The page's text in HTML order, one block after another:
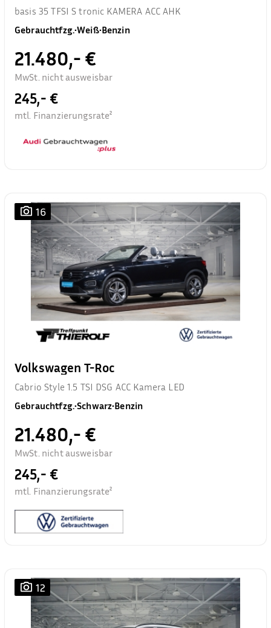
basis 35 TFSI S tronic KAMERA ACC AHK
Gebrauchtfzg.•Weiß•Benzin
21.480,- €
MwSt. nicht ausweisbar
245,- €
mtl. Finanzierungsrate²
16
Volkswagen T-Roc
Cabrio Style 1.5 TSI DSG ACC Kamera LED
Gebrauchtfzg.•Schwarz•Benzin
21.480,- €
MwSt. nicht ausweisbar
245,- €
mtl. Finanzierungsrate²
12